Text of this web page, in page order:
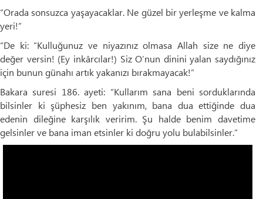
“Orada sonsuzca yaşayacaklar. Ne güzel bir yerleşme ve kalma
yeri!”
“De ki: “Kulluğunuz ve niyazınız olmasa Allah size ne diye
değer versin! (Ey inkârcılar!) Siz O’nun dinini yalan saydığınız
için bunun günahı artık yakanızı bırakmayacak!”
Bakara suresi 186. ayeti: “Kullarım sana beni sorduklarında
bilsinler ki şüphesiz ben yakınım, bana dua ettiğinde dua
edenin dileğine karşılık veririm. Şu halde benim davetime
gelsinler ve bana iman etsinler ki doğru yolu bulabilsinler.”